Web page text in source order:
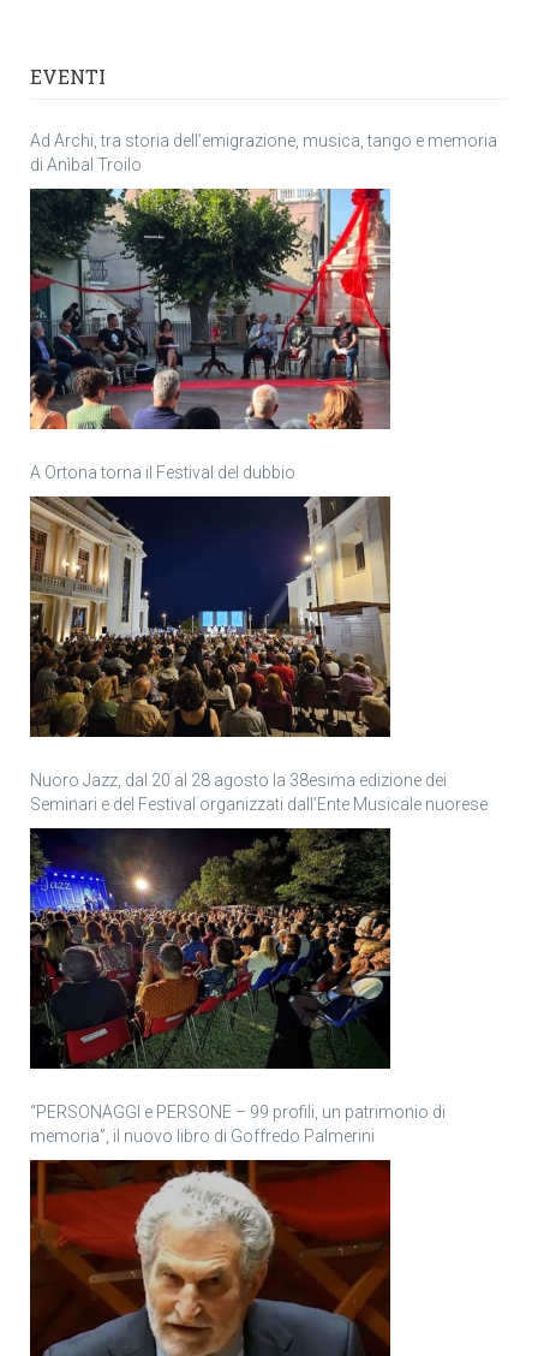
EVENTI
Ad Archi, tra storia dell’emigrazione, musica, tango e memoria
di Anìbal Troilo
A Ortona torna il Festival del dubbio
Nuoro Jazz, dal 20 al 28 agosto la 38esima edizione dei
Seminari e del Festival organizzati dall’Ente Musicale nuorese
“PERSONAGGI e PERSONE – 99 profili, un patrimonio di
memoria”, il nuovo libro di Goffredo Palmerini